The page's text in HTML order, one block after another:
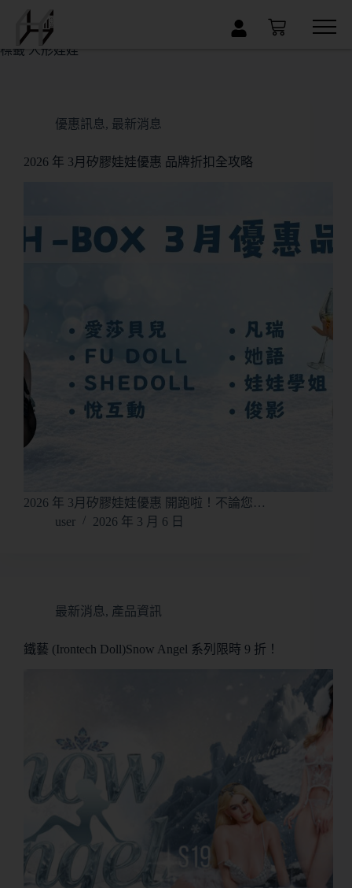
×
標籤 人形娃娃
優惠訊息, 最新消息
2026 年 3月矽膠娃娃優惠 品牌折扣全攻略
2026 年 3月矽膠娃娃優惠 開跑啦！不論您…
user
2026 年 3 月 6 日
最新消息, 產品資訊
鐵藝 (Irontech Doll)Snow Angel 系列限時 9 折！